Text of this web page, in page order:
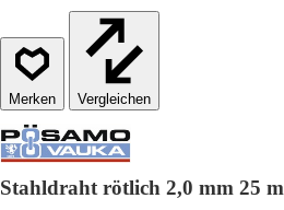
Vergleichen
Stahldraht rötlich 2,0 mm 25 m